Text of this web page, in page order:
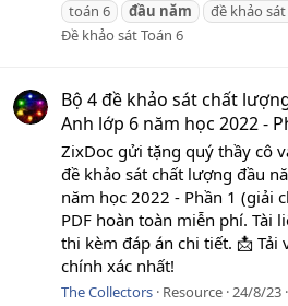
toán 6
đầu năm đề khảo
Đề khảo sát Toán 6
Bộ 4 đề khảo sát chất
Anh lớp 6 năm học 2022 -
ZixDoc gửi tặng quý thầy cô
đề khảo sát chất lượng đầu
năm học 2022 - Phần 1 (giải
PDF hoàn toàn miễn phí. Tài
thi kèm đáp án chi tiết. 📩 Tải
chính xác nhất!
The Collectors Resource 24/8/23